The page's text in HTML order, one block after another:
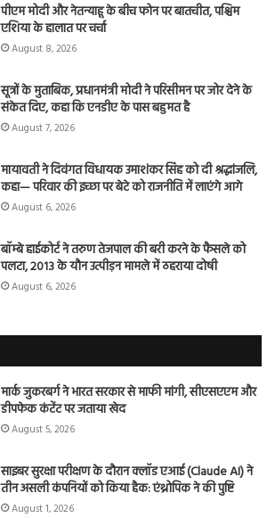
पीएम मोदी और नेतन्याहू के बीच फोन पर बातचीत, पश्चिम
एशिया के हालात पर चर्चा
August 8, 2026
सूत्रों के मुताबिक, प्रधानमंत्री मोदी ने परिसीमन पर जोर देने के
संकेत दिए, कहा कि एनडीए के पास बहुमत है
August 7, 2026
मायावती ने दिवंगत विधायक उमाशंकर सिंह को दी श्रद्धांजलि,
कहा— परिवार की इच्छा पर बेटे को राजनीति में लाएंगे आगे
August 6, 2026
बॉम्बे हाईकोर्ट ने तरुण तेजपाल की बरी करने के फैसले को
पलटा, 2013 के यौन उत्पीड़न मामले में ठहराया दोषी
August 6, 2026
मार्क जुकरबर्ग ने भारत सरकार से माफी मांगी, सीएसएएम और
डीपफेक कंटेंट पर जताया खेद
August 5, 2026
साइबर सुरक्षा परीक्षण के दौरान क्लॉड एआई (Claude AI) ने
तीन असली कंपनियों को किया हैक: एंथ्रोपिक ने की पुष्टि
August 1, 2026